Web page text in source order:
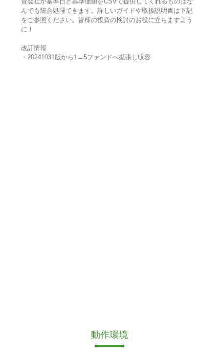
んでも統合処理できます。詳しいガイドや取扱説明書は下記
をご参照ください。皆様の投資の検討のお役に立ちますよう
に！
改訂情報
・20241031版から1→5ファンドへ拡張し収容
動作環境